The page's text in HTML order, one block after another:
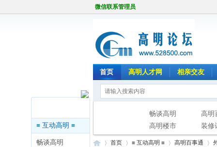
微信联系管理员
首页 高明人才网 相亲交友
畅谈高明
高明
高明楼市
装修
≡ 互动高明 ≡
畅谈高明
首页 ≡ 互动高明 ≡ 高明百事通